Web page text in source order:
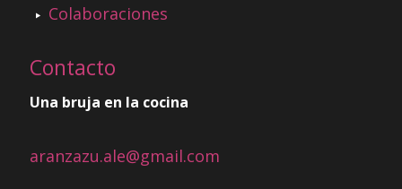
Colaboraciones
Contacto
Una bruja en la cocina
aranzazu.ale@gmail.com